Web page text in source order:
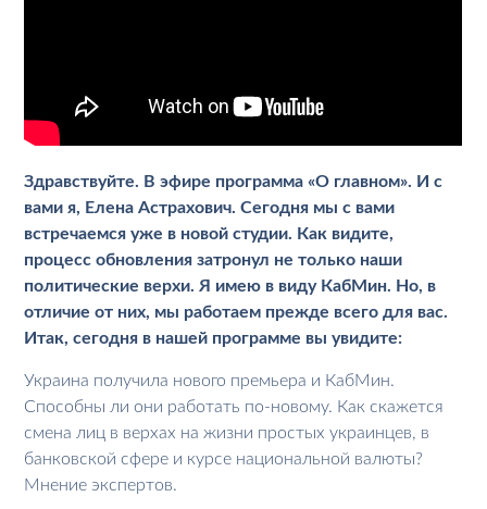
Здравствуйте. В эфире программа «О главном». И с
вами я, Елена Астрахович. Сегодня мы с вами
встречаемся уже в новой студии. Как видите,
процесс обновления затронул не только наши
политические верхи. Я имею в виду КабМин. Но, в
отличие от них, мы работаем прежде всего для вас.
Итак, сегодня в нашей программе вы увидите:
Украина получила нового премьера и КабМин.
Способны ли они работать по-новому. Как скажется
смена лиц в верхах на жизни простых украинцев, в
банковской сфере и курсе национальной валюты?
Мнение экспертов.